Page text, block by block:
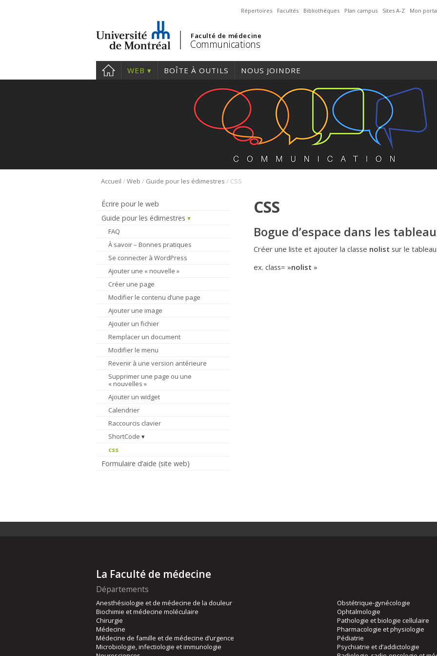
Répertoires Facultés Bibliothèques Plan campus Sites A-Z Mon
Faculté de médecine
Communications
WEB BOÎTE À OUTILS NOUS JOINDRE
Accueil /Web / Guide pour les édimestres / CSS
Écrire pour le web
Guide pour les édimestres
FAQ
À savoir – Bonnes pratiques
Se connecter à WordPress
Ajouter une « nouvelle »
Créer une page
Modifier le contenu d’une page
Ajouter une image
Ajouter un fichier
Remplacer un document
Modifier le menu
Revenir à une version antérieure
Supprimer une page ou une
« nouvelles »
Ajouter un widget
Calendrier
Raccourcis clavier
ShortCode
css
Formulaire d’aide (site web)
CSS
Bogue d’espace dans les
Créer une liste et ajouter la classe nolist sur le tableau
ex. class= »nolist »
La Faculté de médecine
Départements
Anesthésiologie et de médecine de la douleur
Biochimie et médecine moléculaire
Chirurgie
Médecine
Médecine de famille et de médecine d’urgence
Microbiologie, infectiologie et immunologie
Obstétrique-gynécologie
Ophtalmologie
Pathologie et biologie cellulaire
Pharmacologie et physiologie
Pédiatrie
Psychiatrie et d’addictologie